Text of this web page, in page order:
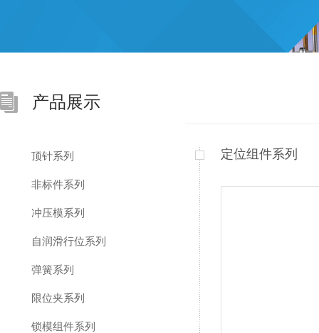
产品展示
顶针系列
非标件系列
冲压模系列
自润滑行位系列
弹簧系列
限位夹系列
锁模组件系列
定位组件系列